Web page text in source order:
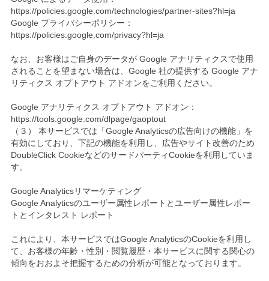
https://policies.google.com/technologies/partner-sites?hl=ja
Google プライバシーポリシー：
https://policies.google.com/privacy?hl=ja
なお、お客様はご自身のデータが Google アナリティクスで使用
されることを望まない場合は、Google 社の提供する Google アナ
リティクス オプトアウト アドオンをご利用ください。
Google アナリティクス オプトアウト アドオン：
https://tools.google.com/dlpage/gaoptout
（３） 本サービスでは「Google Analyticsの広告向けの機能」を
有効にしており、下記の機能を利用し、広告やサイト改善のため
DoubleClick CookieなどのサードパーティCookieを利用していま
す。
Google Analyticsリマーケティング
Google Analyticsのユーザー属性レポートとユーザー属性レポー
トとインタレスト レポート
これにより、本サービスではGoogle AnalyticsのCookieを利用し
て、お客様の年齢・性別・閲覧履歴・本サービスに関する関心の
傾向をおおよそ把握するための分析が可能となっております。